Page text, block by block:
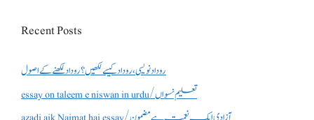
Recent Posts
روداد نویسی ،روداد کیسے لکھیں؟ روداد لکھنے کے اصول
essay on taleem e niswan in urdu/تعلیم نسواں